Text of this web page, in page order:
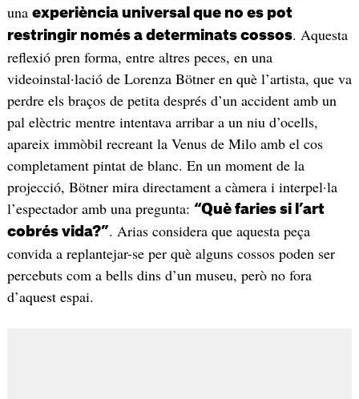
una experiència universal que no es pot
restringir només a determinats cossos. Aquesta
reflexió pren forma, entre altres peces, en una
videoinstal·lació de Lorenza Bötner en què l’artista, que va
perdre els braços de petita després d’un accident amb un
pal elèctric mentre intentava arribar a un niu d’ocells,
apareix immòbil recreant la Venus de Milo amb el cos
completament pintat de blanc. En un moment de la
projecció, Bötner mira directament a càmera i interpel·la
l’espectador amb una pregunta: “Què faries si l’art
cobrés vida?”. Arias considera que aquesta peça
convida a replantejar-se per què alguns cossos poden ser
percebuts com a bells dins d’un museu, però no fora
d’aquest espai.